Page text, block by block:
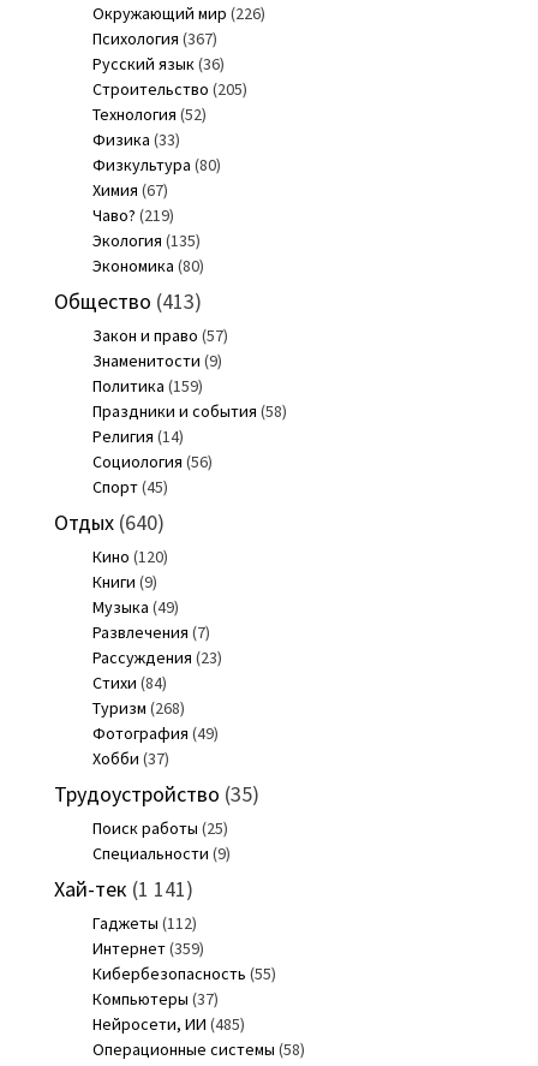
Окружающий мир (226)
Психология (367)
Русский язык(36)
Строительство (205)
Технология (52)
Физика (33)
Физкультура (80)
Химия (67)
Чаво? (219)
Экология (135)
Экономика (80)
Общество (413)
Закон и право (57)
Знаменитости (9)
Политика (159)
Праздники и события (58)
Религия (14)
Социология (56)
Спорт(45)
Отдых(640)
Кино (120)
Книги (9)
Музыка (49)
Развлечения (7)
Рассуждения (23)
Стихи (84)
Туризм (268)
Фотография (49)
Хобби (37)
Трудоустройство (35)
Поиск работы (25)
Специальности (9)
Хай-тек (1 141)
Гаджеты (112)
Интернет(359)
Кибербезопасность (55)
Компьютеры (37)
Нейросети, ИИ (485)
Операционные системы (58)